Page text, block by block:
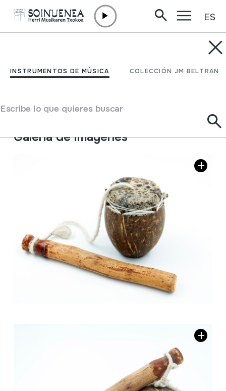
INSTRUMENTOS DE MÚSICA COLECCIÓN JM BELTRAN
Escribe lo que quieres buscar
ES
ROC-ROC
Tipo de Instrumento de música
Membranófonos
Galería de imágenes